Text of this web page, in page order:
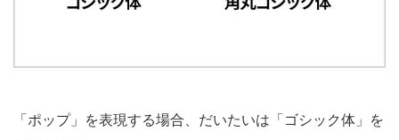
「ポップ」を表現する場合、だいたいは「ゴシック体」を